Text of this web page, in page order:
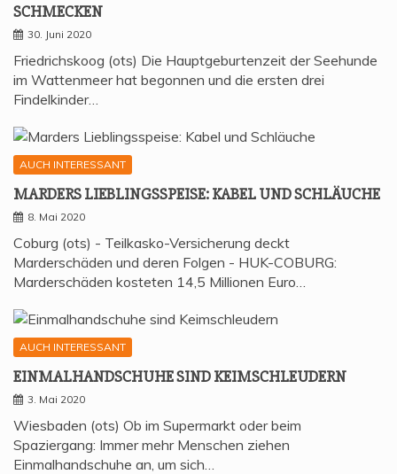
SCHMECKEN
30. Juni 2020
Friedrichskoog (ots) Die Hauptgeburtenzeit der Seehunde
im Wattenmeer hat begonnen und die ersten drei
Findelkinder…
AUCH INTERESSANT
MAR­DERS LIEB­LINGS­SPEI­SE: KABEL UND SCHLÄUCHE
8. Mai 2020
Coburg (ots) - Teilkasko-Versicherung deckt
Marderschäden und deren Folgen - HUK-COBURG:
Marderschäden kosteten 14,5 Millionen Euro…
AUCH INTERESSANT
EIN­MAL­HAND­SCHU­HE SIND KEIMSCHLEUDERN
3. Mai 2020
Wiesbaden (ots) Ob im Supermarkt oder beim
Spaziergang: Immer mehr Menschen ziehen
Einmalhandschuhe an, um sich…